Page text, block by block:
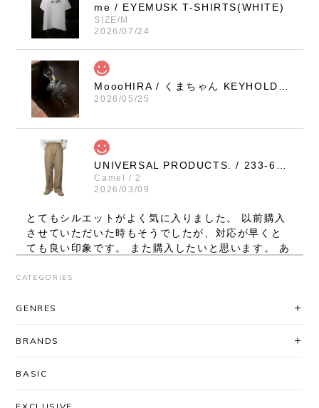
me / EYEMUSK T-SHIRTS(WHITE)
SIZE/M
2026/07/24
MoooHIRA / くまちゃん KEYHOLDER（BLACK / SMALL）
2026/05/25
UNIVERSAL PRODUCTS. / 233-60506 NO TUCK WIDE CHINO TROUSERS (CAMEL)
Camel / 2
2026/03/09
とてもシルエットがよく気に入りました。 以前購入
させていただいた時もそうでしたが、対応が早くと
ても良い印象です。 また購入したいと思います。 あ
CATEGORIES
GENRES
BRANDS
BASIC